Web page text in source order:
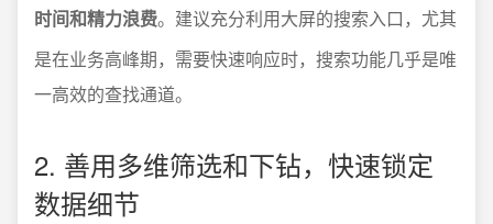
时间和精力浪费。建议充分利用大屏的搜索入口，尤其
是在业务高峰期，需要快速响应时，搜索功能几乎是唯
一高效的查找通道。
2. 善用多维筛选和下钻，快速锁定
数据细节